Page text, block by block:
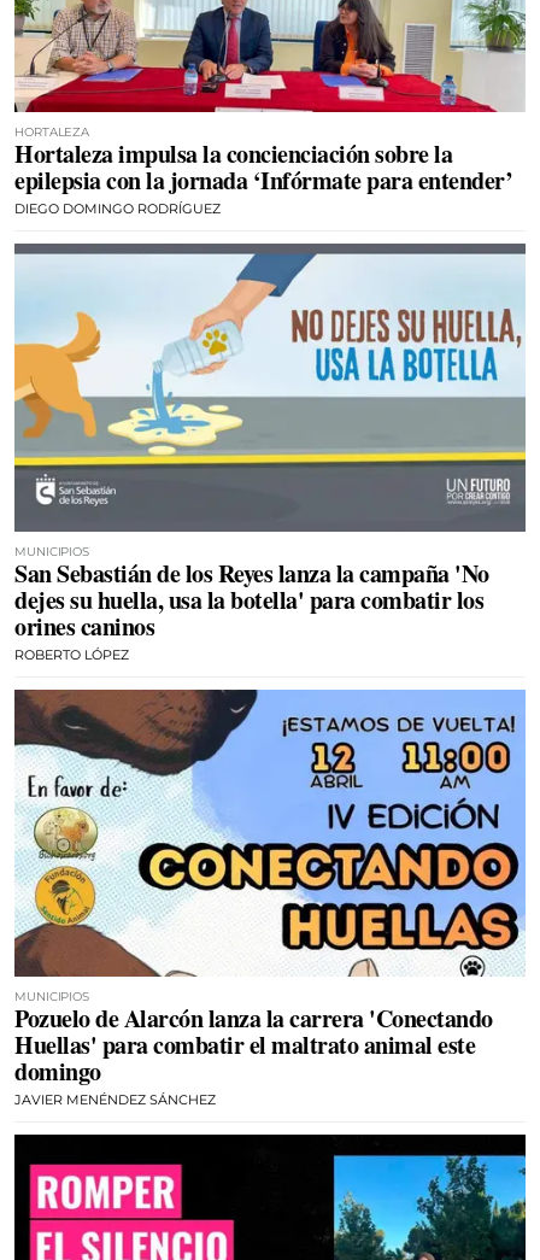
HORTALEZA
Hortaleza impulsa la concienciación sobre la
epilepsia con la jornada ‘Infórmate para entender’
DIEGO DOMINGO RODRÍGUEZ
MUNICIPIOS
San Sebastián de los Reyes lanza la campaña 'No
dejes su huella, usa la botella' para combatir los
orines caninos
ROBERTO LÓPEZ
MUNICIPIOS
Pozuelo de Alarcón lanza la carrera 'Conectando
Huellas' para combatir el maltrato animal este
domingo
JAVIER MENÉNDEZ SÁNCHEZ